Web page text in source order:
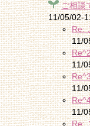
ご相談
11/05/02-
Re:
11/
11/
11/
11/
Re: